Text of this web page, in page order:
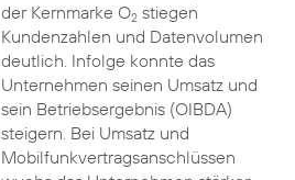
der Kernmarke O2stiegen
Kundenzahlen und Datenvolumen
deutlich. Infolge konnte das
Unternehmen seinen Umsatz und
sein Betriebsergebnis (OIBDA)
steigern. Bei Umsatz und
Mobilfunkvertragsanschlüssen